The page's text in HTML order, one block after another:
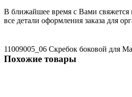
В ближайшее время с Вами
все детали оформления заказа для
11009005_06 Скребок боковой для
Похожие товары